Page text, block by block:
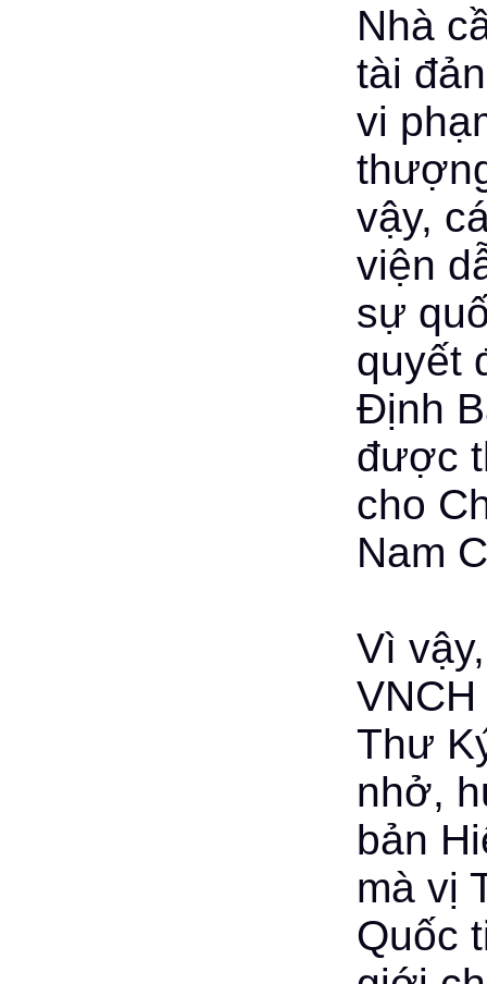
Nhà
tài
vi
vậy,
viện
sự
quyết
Định
được
cho
Nam
Vì
Thư
nhở,
bản
mà vị
Quốc